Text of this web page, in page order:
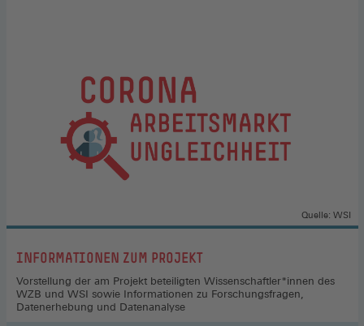
:INFORMATIONEN ZUM PROJEKT
Vorstellung der am Projekt beteiligten Wissenschaftler*innen des
WZB und WSI sowie Informationen zu Forschungsfragen,
Datenerhebung und Datenanalyse
Quelle: WSI